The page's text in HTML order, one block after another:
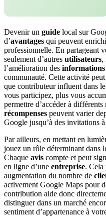
Devenir un guide local sur
d’avantages qui peuvent
professionnelle. En partageant
seulement d’autres utilisateurs,
l’amélioration des informations
communauté. Cette activité
que contributeur influent dans le
vous participez, plus vous
permettre d’accéder à
récompenses peuvent varier
Google jusqu’à des invitations
Par ailleurs, en mettant en
jouez un rôle déterminant dans
Chaque avis compte et peut
en ligne d’une entreprise. Cela
augmentation du nombre de
activement Google Maps pour
contribution aide donc
distinguer dans un marché
sentiment d’appartenance à